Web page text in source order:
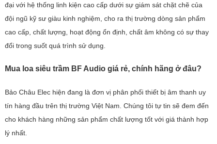
đại với hệ thống linh kiện cao cấp dưới sự giám sát chặt chẽ của
đội ngũ kỹ sư giàu kinh nghiệm, cho ra thị trường dòng sản phẩm
cao cấp, chất lượng, hoạt động ổn định, chất âm không có sự thay
đổi trong suốt quá trình sử dụng.
Mua loa siêu trầm BF Audio giá rẻ, chính hãng ở đâu?
Bảo Châu Elec hiện đang là đơn vị phân phối thiết bị âm thanh uy
tín hàng đầu trên thị trường Việt Nam. Chúng tôi tự tin sẽ đem đến
cho khách hàng những sản phẩm chất lượng tốt với giá thành hợp
lý nhất.